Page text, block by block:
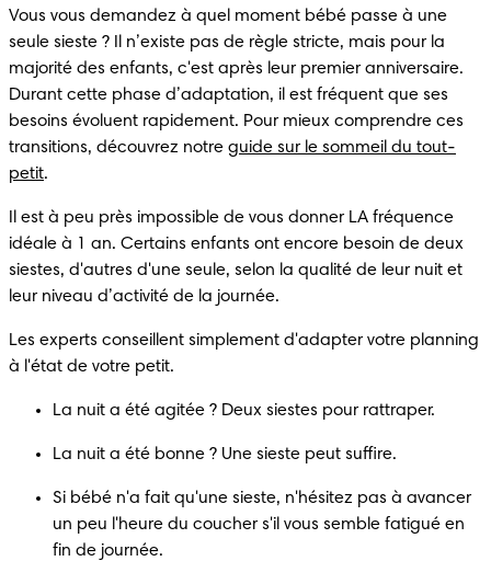
Vous vous demandez à quel moment bébé passe à une
seule sieste ? Il n’existe pas de règle stricte, mais pour la
majorité des enfants, c'est après leur premier anniversaire.
Durant cette phase d’adaptation, il est fréquent que ses
besoins évoluent rapidement. Pour mieux comprendre ces
transitions, découvrez notre guide sur le sommeil du tout-
petit.
Il est à peu près impossible de vous donner LA fréquence
idéale à 1 an. Certains enfants ont encore besoin de deux
siestes, d'autres d'une seule, selon la qualité de leur nuit et
leur niveau d’activité de la journée.
Les experts conseillent simplement d'adapter votre planning
à l'état de votre petit.
La nuit a été agitée ? Deux siestes pour rattraper.
La nuit a été bonne ? Une sieste peut suffire.
Si bébé n'a fait qu'une sieste, n'hésitez pas à avancer
un peu l'heure du coucher s'il vous semble fatigué en
fin de journée.